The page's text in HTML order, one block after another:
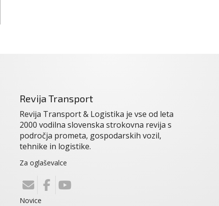
Revija Transport
Revija Transport & Logistika je vse od leta
2000 vodilna slovenska strokovna revija s
področja prometa, gospodarskih vozil,
tehnike in logistike.
Za oglaševalce
Novice